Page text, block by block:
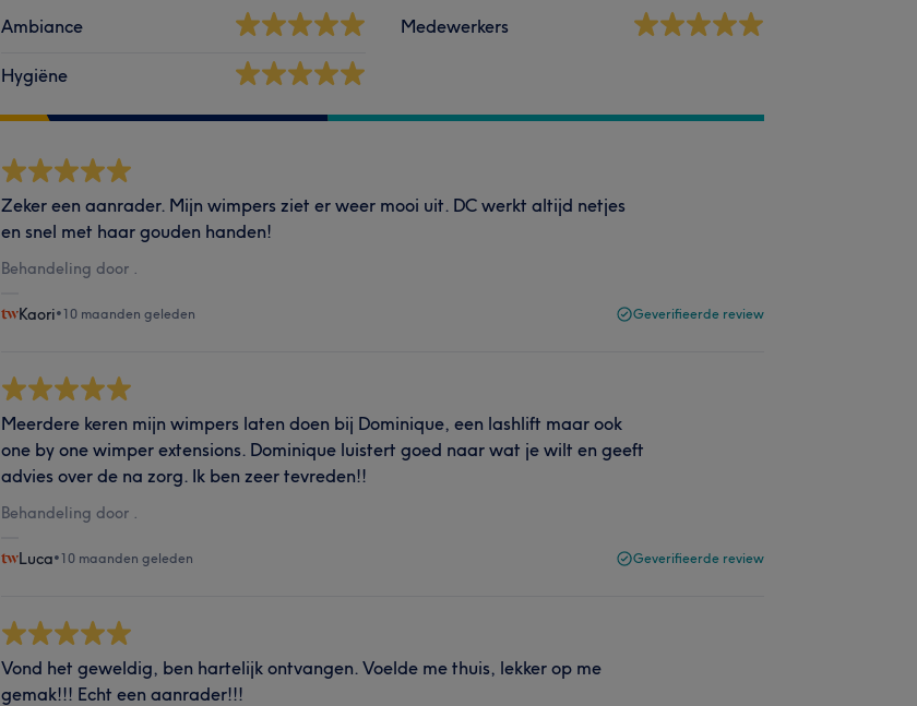
Ambiance
Hygiëne
Medewerkers
Zeker een aanrader. Mijn wimpers ziet er weer mooi uit. DC werkt altijd netjes
en snel met haar gouden handen!
Behandeling door .
Kaori•10 maanden geleden Geverifieerde review
Meerdere keren mijn wimpers laten doen bij Dominique, een lashlift maar ook
one by one wimper extensions. Dominique luistert goed naar wat je wilt en geeft
advies over de na zorg. Ik ben zeer tevreden!!
Behandeling door .
Luca•10 maanden geleden Geverifieerde review
Vond het geweldig, ben hartelijk ontvangen. Voelde me thuis, lekker op me
gemak!!! Echt een aanrader!!!